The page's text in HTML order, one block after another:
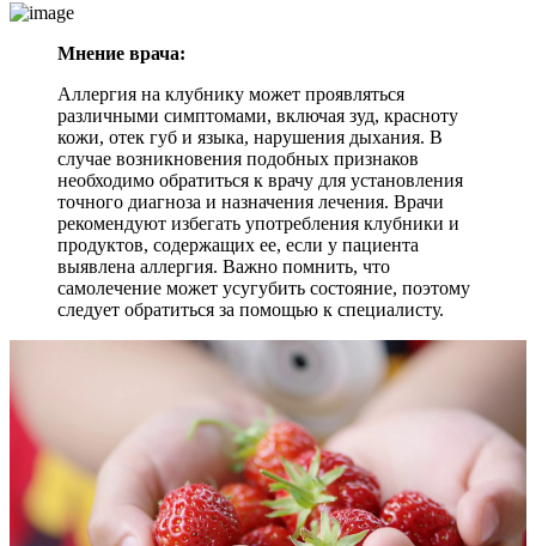
Мнение врача:
Аллергия на клубнику может проявляться
различными симптомами, включая зуд, красноту
кожи, отек губ и языка, нарушения дыхания. В
случае возникновения подобных признаков
необходимо обратиться к врачу для установления
точного диагноза и назначения лечения. Врачи
рекомендуют избегать употребления клубники и
продуктов, содержащих ее, если у пациента
выявлена аллергия. Важно помнить, что
самолечение может усугубить состояние, поэтому
следует обратиться за помощью к специалисту.